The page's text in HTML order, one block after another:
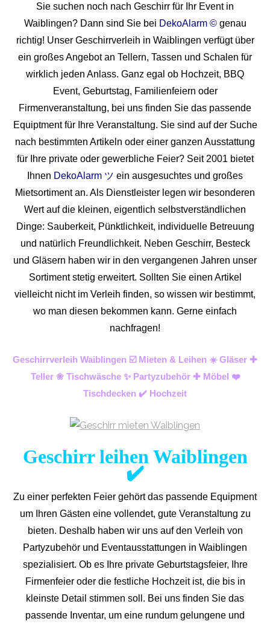
Sie suchen noch nach Geschirr für Ihr Event in
Waiblingen? Dann sind Sie bei DekoAlarm ©genau
richtig! Unser Geschirrverleih in Waiblingen verfügt über
ein großes Angebot an Tellern, Tassen und Schalen für
wirklich jeden Anlass. Ganz egal ob Hochzeit, BBQ
Event, Geburtstag, Familienfeiern oder
Firmenveranstaltung, bei uns finden Sie das passende
Equiptment für Ihre Veranstaltung. Sie sind auf der Suche
nach bestimmten Artikeln oder einer ganzen Ausstattung
für Ihre private oder gewerbliche Feier? Seit 2001 bietet
Ihnen DekoAlarm ツ ein ausgesuchtes und großes
Mietsortiment an. Als Dienstleister legen wir besonderen
Wert auf die kleinen, eigentlich selbstverständlichen
Dinge: Sauberkeit, Pünktlichkeit, individuelle Betreuung
und natürlich Freundlichkeit. Neben Geschirr, Besteck
und Gläsern haben wir in den vergangenen Jahren unser
Sortiment stetig erweitert. Sollten Sie einen Artikel
vielleicht nicht im Verleih finden, so wissen wir bestimmt,
wo man diesen bekommen kann. Gerne einfach
nachfragen!
Geschirrverleih Waiblingen ☑️ Mieten & Leihen ☀️ Gläser ✚
Teller ❀ Tischwäsche ✨ Partyzubehör ✚ Möbel ❤️
Tischdecken ✔️ Hochzeit
Geschirr leihen Waiblingen
✔️
Zu einer perfekten Feier gehört das passende Equipment
um Ihren Gästen eine vollendet, gute Veranstaltung zu
bieten. Deshalb haben wir uns auf den Verleih von
Partyzubehör und Eventausstattungen in Waiblingen
spezialisiert. Ob es Ihre private Geburtstagsfeier, Ihre
Firmenfeier oder die festliche Hochzeit ist, die bis in
kleinste Detail stimmen soll. Bei uns finden Sie das
passende Inventar, um eine rundum gelungene und